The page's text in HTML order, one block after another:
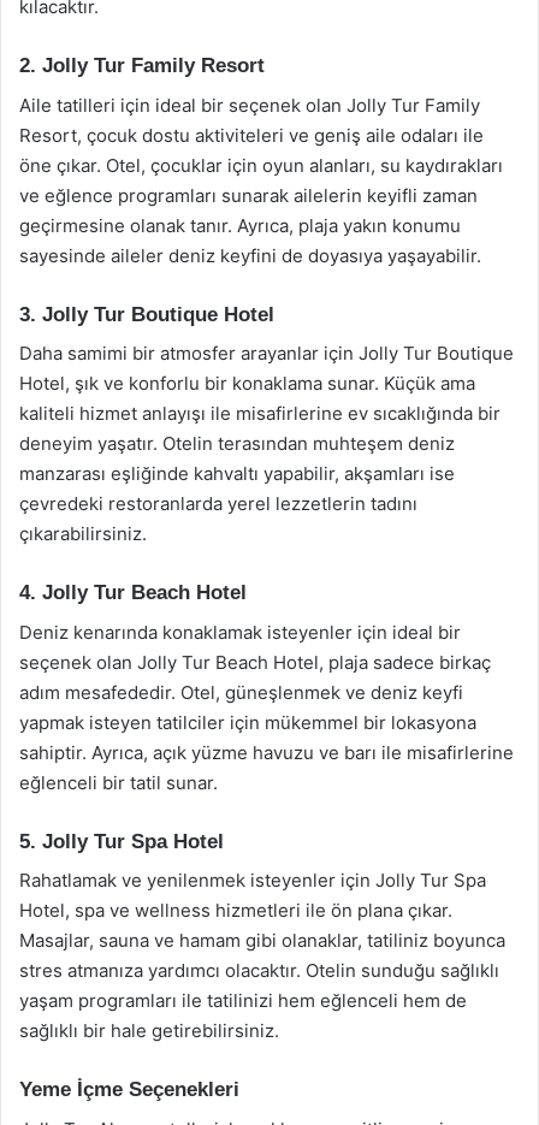
kılacaktır.
2. Jolly Tur Family Resort
Aile tatilleri için ideal bir seçenek olan Jolly Tur Family
Resort, çocuk dostu aktiviteleri ve geniş aile odaları ile
öne çıkar. Otel, çocuklar için oyun alanları, su kaydırakları
ve eğlence programları sunarak ailelerin keyifli zaman
geçirmesine olanak tanır. Ayrıca, plaja yakın konumu
sayesinde aileler deniz keyfini de doyasıya yaşayabilir.
3. Jolly Tur Boutique Hotel
Daha samimi bir atmosfer arayanlar için Jolly Tur Boutique
Hotel, şık ve konforlu bir konaklama sunar. Küçük ama
kaliteli hizmet anlayışı ile misafirlerine ev sıcaklığında bir
deneyim yaşatır. Otelin terasından muhteşem deniz
manzarası eşliğinde kahvaltı yapabilir, akşamları ise
çevredeki restoranlarda yerel lezzetlerin tadını
çıkarabilirsiniz.
4. Jolly Tur Beach Hotel
Deniz kenarında konaklamak isteyenler için ideal bir
seçenek olan Jolly Tur Beach Hotel, plaja sadece birkaç
adım mesafededir. Otel, güneşlenmek ve deniz keyfi
yapmak isteyen tatilciler için mükemmel bir lokasyona
sahiptir. Ayrıca, açık yüzme havuzu ve barı ile misafirlerine
eğlenceli bir tatil sunar.
5. Jolly Tur Spa Hotel
Rahatlamak ve yenilenmek isteyenler için Jolly Tur Spa
Hotel, spa ve wellness hizmetleri ile ön plana çıkar.
Masajlar, sauna ve hamam gibi olanaklar, tatiliniz boyunca
stres atmanıza yardımcı olacaktır. Otelin sunduğu sağlıklı
yaşam programları ile tatilinizi hem eğlenceli hem de
sağlıklı bir hale getirebilirsiniz.
Yeme İçme Seçenekleri